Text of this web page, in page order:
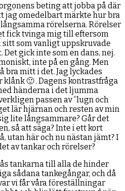
beting att jobba på där
jag omedelbart märkte hur bra
rörelserna. Rörelser
fick tvinga mig till eftersom
som vanligt uppskruvade
Det gick inte som en dans, nej.
inte på en gång. Men
bra mitt i det. Jag lyckades
🙂 . Dagens kontrastfråga
händerna i det ljumma
passen av ”lugn och
lär hjärnan och resten av min
lite långsammare? Går det
så att säga? Inte i ett kort
utan här och nu nästan jämt? I
av tankar och rörelser?
tankarna till alla de hinder
sådana tankegångar, och då
vi får våra föreställningar